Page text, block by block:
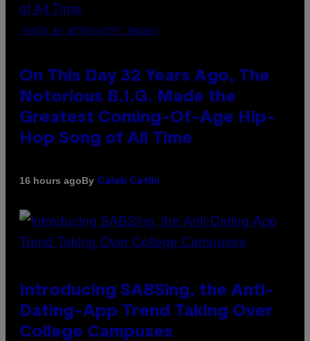
(PHOTO BY NITRO/GETTY IMAGES)
On This Day 32 Years Ago, The
Notorious B.I.G. Made the
Greatest Coming-Of-Age Hip-
Hop Song of All Time
16 hours agoBy Caleb Catlin
Introducing SABSing, the Anti-
Dating-App Trend Taking Over
College Campuses